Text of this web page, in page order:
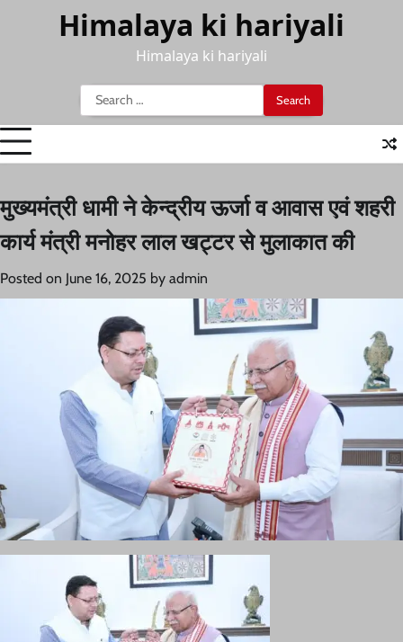
Himalaya ki hariyali
Himalaya ki hariyali
Search
for:
मुख्यमंत्री धामी ने केन्द्रीय ऊर्जा व आवास एवं शहरी
कार्य मंत्री मनोहर लाल खट्टर से मुलाकात की
Posted on June 16, 2025 by admin